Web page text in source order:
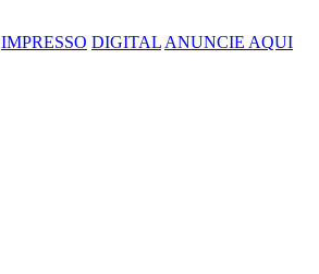
IMPRESSO DIGITAL ANUNCIE AQUI